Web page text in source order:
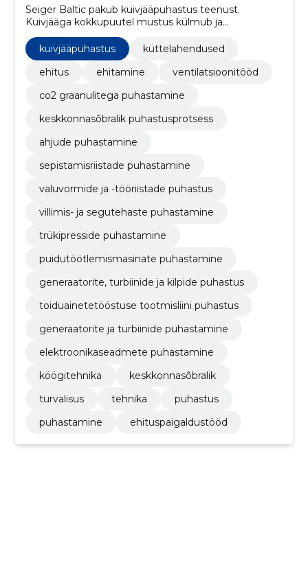
Seiger Baltic pakub kuivjääpuhastus teenust.
Kuivjääga kokkupuutel mustus külmub ja
pinnalt eemaldatud mustus.
kuivjääpuhastus
küttelahendused
ehitus
ehitamine
ventilatsioonitööd
co2 graanulitega puhastamine
keskkonnasõbralik puhastusprotsess
ahjude puhastamine
sepistamisriistade puhastamine
valuvormide ja -tööriistade puhastus
villimis- ja segutehaste puhastamine
trükipresside puhastamine
puidutöötlemismasinate puhastamine
generaatorite, turbiinide ja kilpide puhastus
toiduainetetööstuse tootmisliini puhastus
generaatorite ja turbiinide puhastamine
elektroonikaseadmete puhastamine
köögitehnika
keskkonnasõbralik
turvalisus
tehnika
puhastus
puhastamine
ehituspaigaldustööd